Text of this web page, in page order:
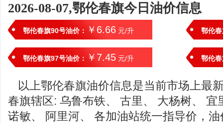
2026-08-07,鄂伦春旗今日油价信息
鄂伦春旗90号油价： ￥6.66 元/升 鄂伦
鄂伦春旗97号油价： ￥7.45 元/升 鄂伦
以上鄂伦春旗油价信息是当前市场上最
春旗辖区: 乌鲁布铁、 古里、 大杨树、 宜
诺敏、 阿里河、 各加油站统一指导价，